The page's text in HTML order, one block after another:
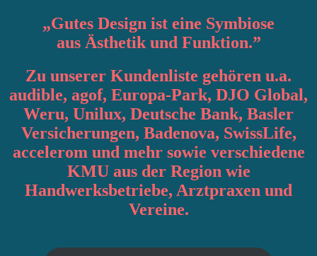
„Gutes Design ist eine Symbiose
aus Ästhetikund Funktion.”
Zu unserer Kundenliste gehören u.a.
audible, agof, Europa-Park, DJO Global,
Weru, Unilux, Deutsche Bank, Basler
Versicherungen, Badenova, SwissLife,
accelerom und mehr sowie verschiedene
KMU aus der Region wie
Handwerksbetriebe, Arztpraxen und
Vereine.